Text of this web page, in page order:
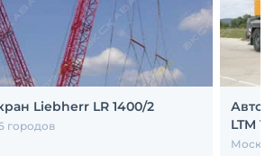
Liebherr LR 1400/2
городов
LTM